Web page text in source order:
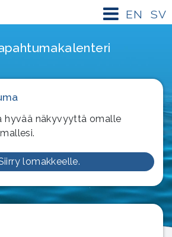
SV
EN
hyvää näkyvyyttä omalle
lomakkeelle.